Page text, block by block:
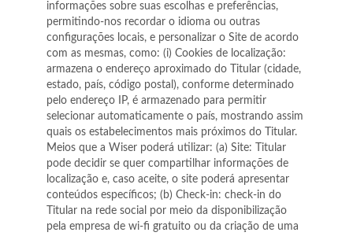
informações sobre suas escolhas e preferências,
permitindo-nos recordar o idioma ou outras
configurações locais, e personalizar o Site de acordo
com as mesmas, como: (i) Cookies de localização:
armazena o endereço aproximado do Titular (cidade,
estado, país, código postal), conforme determinado
pelo endereço IP, é armazenado para permitir
selecionar automaticamente o país, mostrando assim
quais os estabelecimentos mais próximos do Titular.
Meios que a Wiser poderá utilizar: (a) Site: Titular
pode decidir se quer compartilhar informações de
localização e, caso aceite, o site poderá apresentar
conteúdos específicos; (b) Check-in: check-in do
Titular na rede social por meio da disponibilização
pela empresa de wi-fi gratuito ou da criação de uma